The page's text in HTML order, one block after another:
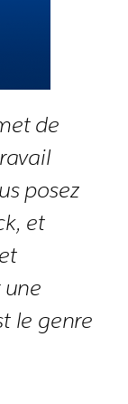
de
posez
et
le genre